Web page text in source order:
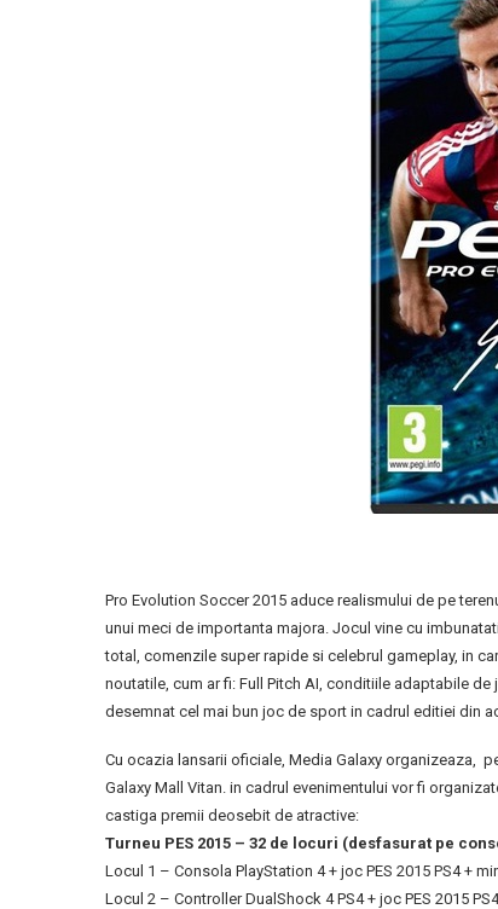
Pro Evolution Soccer 2015 aduce realismului de pe
unui meci de importanta majora. Jocul vine cu
total, comenzile super rapide si celebrul gameplay, in
noutatile, cum ar fi: Full Pitch AI, conditiile adaptabile
desemnat cel mai bun joc de sport in cadrul editiei din
Cu ocazia lansarii oficiale, Media Galaxy organizeaza,
Galaxy Mall Vitan. in cadrul evenimentului vor fi
castiga premii deosebit de atractive:
Turneu PES 2015 – 32 de locuri (desfasurat pe
Locul 1 – Consola PlayStation 4 + joc PES 2015 PS4 +
Locul 2 – Controller DualShock 4 PS4 + joc PES 2015